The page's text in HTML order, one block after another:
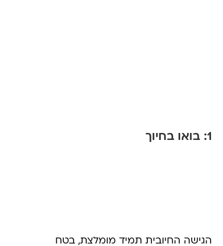
1: בואו בחיוך
הגישה החיובית תמיד מומלצת, בטח